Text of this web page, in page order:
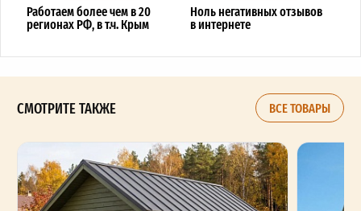
Работаем более чем в 20
регионах РФ, в т.ч. Крым
Ноль негативных отзывов
в интернете
СМОТРИТЕ ТАКЖЕ ВСЕ ТОВАРЫ